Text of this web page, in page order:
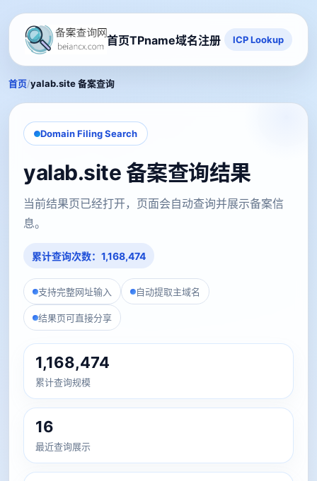
首页TPname域名注册 ICP Lookup
首页/yalab.site 备案查询
Domain Filing Search
yalab.site 备案查询结果
当前结果页已经打开，页面会自动查询并展示备案信
息。
累计查询次数：1,168,474
支持完整网址输入 自动提取主域名
结果页可直接分享
1,168,474
累计查询规模
16
最近查询展示